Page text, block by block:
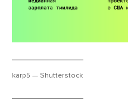
karp5 — Shutterstock